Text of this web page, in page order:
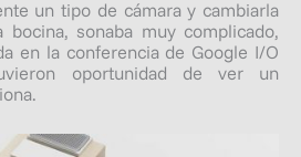
un tipo de cámara y cambiarla
sonaba muy complicado,
en la conferencia de Google I/O
oportunidad de ver un